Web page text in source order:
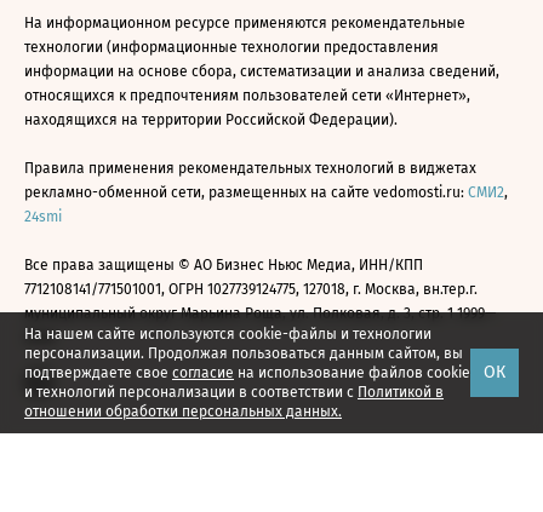
На нашем сайте используются cookie-файлы и технологии
персонализации. Продолжая пользоваться данным сайтом, вы
подтверждаете свое согласие на использование файлов cookie
и технологий персонализации в соответствии с Политикой в
отношении обработки персональных данных.
ОК
На информационном ресурсе применяются рекомендательные
технологии (информационные технологии предоставления
информации на основе сбора, систематизации и анализа сведений,
относящихся к предпочтениям пользователей сети «Интернет»,
находящихся на территории Российской Федерации).
Правила применения рекомендательных технологий в виджетах
рекламно-обменной сети, размещенных на сайте vedomosti.ru: СМИ2,
24smi
Все права защищены © АО Бизнес Ньюс Медиа, ИНН/КПП
7712108141/771501001, ОГРН 1027739124775, 127018, г. Москва, вн.тер.г.
муниципальный округ Марьина Роща, ул. Полковая, д. 3, стр. 1 1999—
2026